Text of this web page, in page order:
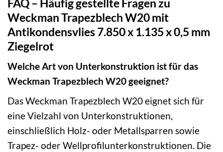
FAQ – Häufig gestellte Fragen zu
Weckman Trapezblech W20 mit
Antikondensvlies 7.850 x 1.135 x 0,5 mm
Ziegelrot
Welche Art von Unterkonstruktion ist für das
Weckman Trapezblech W20 geeignet?
Das Weckman Trapezblech W20 eignet sich für
eine Vielzahl von Unterkonstruktionen,
einschließlich Holz- oder Metallsparren sowie
Trapez- oder Wellprofilunterkonstruktionen. Die